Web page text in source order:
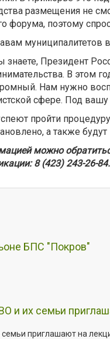
размещения не
форума, поэтому
муниципалитетов
Президент
В этом
Нам нужно
сфере. Под
пройти
а также
можно
8 (423) 243-26-84.
БПС "Покров"
и их семьи
приглашают на